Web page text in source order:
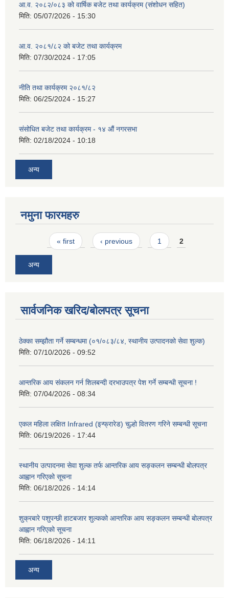
आ.व. २०८२/०८३ को वार्षिक बजेट तथा कार्यक्रम (संशोधन सहित)
मिति: 05/07/2026 - 15:30
आ.व. २०८१/८२ को बजेट तथा कार्यक्रम
मिति: 07/30/2024 - 17:05
नीति तथा कार्यक्रम २०८१/८२
मिति: 06/25/2024 - 15:27
संसोधित बजेट तथा कार्यक्रम - १४ औं नगरसभा
मिति: 02/18/2024 - 10:18
अन्य
नमुना फारमहरु
Pages« first ‹ previous 1 2
अन्य
सार्वजनिक खरिद/बोलपत्र सूचना
ठेक्का सम्झौता गर्ने सम्बन्धमा (०१/०८३/८४, स्थानीय उत्पादनको सेवा शुल्क)
मिति: 07/10/2026 - 09:52
आन्तरिक आय संकलन गर्न शिलबन्दी दरभाउपत्र पेश गर्ने सम्बन्धी सूचना !
मिति: 07/04/2026 - 08:34
एकल महिला लक्षित Infrared (इन्फ्रारेड) चुल्हो वितरण गरिने सम्बन्धी सूचना
मिति: 06/19/2026 - 17:44
स्थानीय उत्पादनमा सेवा शुल्क तर्फ आन्तरिक आय सङ्कलन सम्बन्धी बोलपत्र
आह्वान गरिएको सूचना
मिति: 06/18/2026 - 14:14
शुक्रबारे पशुपन्छी हाटबजार शुल्कको आन्तरिक आय सङ्कलन सम्बन्धी बोलपत्र
आह्वान गरिएको सूचना
मिति: 06/18/2026 - 14:11
अन्य